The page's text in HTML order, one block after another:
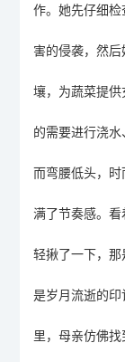
作。她先仔细
害的侵袭，然后
壤，为蔬菜提
的需要进行浇
而弯腰低头，
满了节奏感。
轻揪了一下，那
是岁月流逝的
里，母亲仿佛